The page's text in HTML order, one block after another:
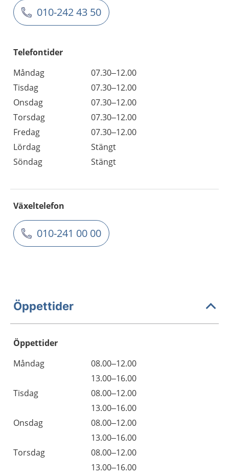
010-242 43 50
Telefontider
Måndag
07.30–12.00
Tisdag
07.30–12.00
Onsdag
07.30–12.00
Torsdag
07.30–12.00
Fredag
07.30–12.00
Lördag
Stängt
Söndag
Stängt
Växeltelefon
010-241 00 00
Öppettider
Öppettider
Dag
Öppettider
Kommentarer
Måndag
08.00–12.00
13.00–16.00
Tisdag
08.00–12.00
13.00–16.00
Onsdag
08.00–12.00
13.00–16.00
Torsdag
08.00–12.00
13.00–16.00